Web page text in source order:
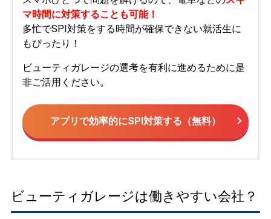
マ時間に対策することも可能！
多忙でSPI対策をする時間が確保できない就活生に
もぴったり！
ビューティガレージの選考を有利に進めるために是
非ご活用ください。
アプリで効率的にSPI対策する（無料）
ビューティガレージは働きやすい会社？